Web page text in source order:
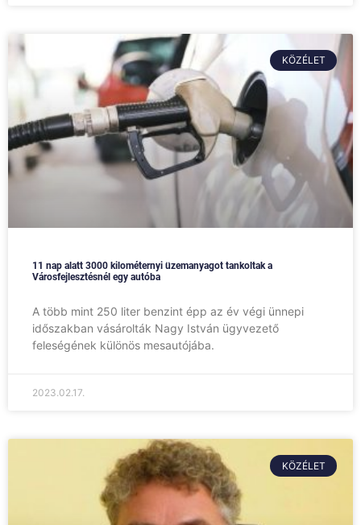
KÖZÉLET
11 nap alatt 3000 kilométernyi üzemanyagot tankoltak a
Városfejlesztésnél egy autóba
A több mint 250 liter benzint épp az év végi ünnepi
időszakban vásárolták Nagy István ügyvezető
feleségének különös mesautójába.
2023.02.17.
KÖZÉLET